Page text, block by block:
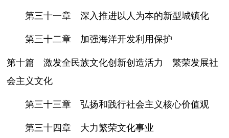
第三十一章 深入推进以人为本的新型城镇化
第三十二章 加强海洋开发利用保护
第十篇 激发全民族文化创新创造活力 繁荣发展社
会主义文化
第三十三章 弘扬和践行社会主义核心价值观
第三十四章 大力繁荣文化事业